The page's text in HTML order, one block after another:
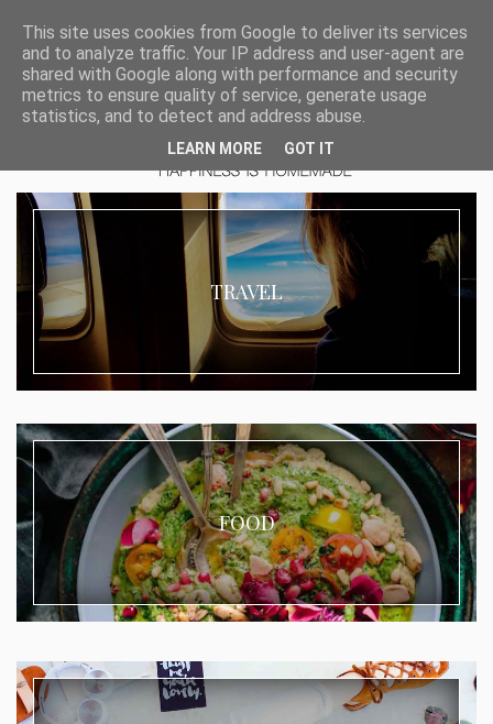
TRAVEL
FOOD
This site uses cookies from Google to deliver its services
and to analyze traffic. Your IP address and user-agent are
shared with Google along with performance and security
metrics to ensure quality of service, generate usage
statistics, and to detect and address abuse.
LEARN MORE GOT IT